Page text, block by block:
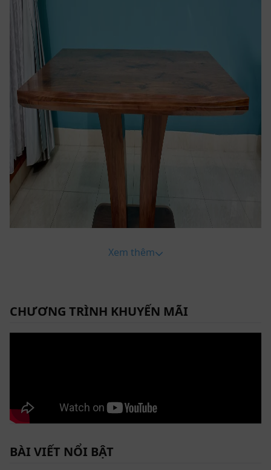
Bàn ăn gỗ óc chó ZBA 612 với các phần góc cạnh được bo tròn
mềm mại đầy tinh tế
Cùng với đó, điểm đặc biệt cuốn hút mà quý vị dễ dàng
Xem thêm
CHƯƠNG TRÌNH KHUYẾN MÃI
BÀI VIẾT NỔI BẬT